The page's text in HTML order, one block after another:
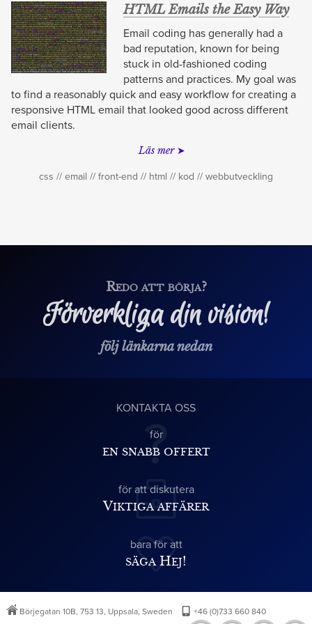
HTML Emails the Easy Way
Email coding has generally had a
bad reputation, known for being
stuck in old-fashioned coding
patterns and practices. My goal was
to find a reasonably quick and easy workflow for creating a
responsive HTML email that looked good across different
email clients.
Läs mer
css email front-end html kod webbutveckling
Redo att börja?
Förverkliga din vision!
följ länkarna nedan
KONTAKTA OSS
för
en snabb offert
för att diskutera
Viktiga affärer
bara för att
säga Hej!
Börjegatan 10B, 753 13, Uppsala, Sweden +46 (0)733 660 840